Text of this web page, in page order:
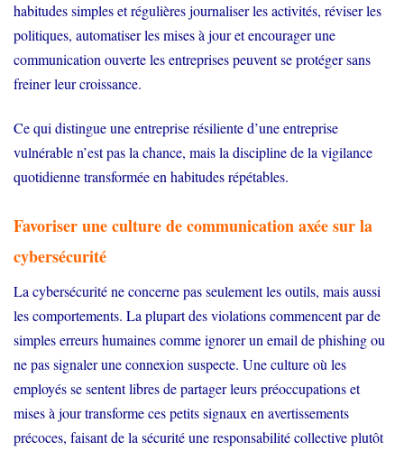
habitudes simples et régulières journaliser les activités, réviser les
politiques, automatiser les mises à jour et encourager une
communication ouverte les entreprises peuvent se protéger sans
freiner leur croissance.
Ce qui distingue une entreprise résiliente d’une entreprise
vulnérable n’est pas la chance, mais la discipline de la vigilance
quotidienne transformée en habitudes répétables.
Favoriser une culture de communication axée sur la
cybersécurité
La cybersécurité ne concerne pas seulement les outils, mais aussi
les comportements. La plupart des violations commencent par de
simples erreurs humaines comme ignorer un email de phishing ou
ne pas signaler une connexion suspecte. Une culture où les
employés se sentent libres de partager leurs préoccupations et
mises à jour transforme ces petits signaux en avertissements
précoces, faisant de la sécurité une responsabilité collective plutôt